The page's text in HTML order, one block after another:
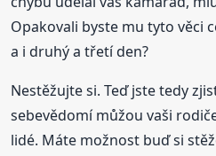
Opakovali byste mu tyto věci
a i druhý a třetí den?
Nestěžujte si. Teď jste tedy
sebevědomí můžou vaši
lidé. Máte možnost buď si